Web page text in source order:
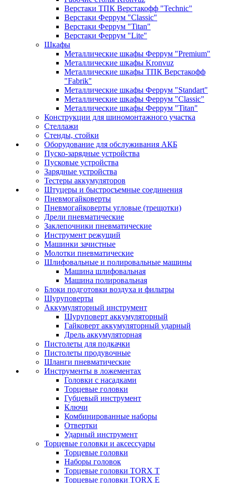
Верстаки ТПК Верстакофф "Technic"
Верстаки Феррум "Classic"
Верстаки Феррум "Titan"
Верстаки Феррум "Lite"
Шкафы
Металлические шкафы Феррум "Premium"
Металлические шкафы Kronvuz
Металлические шкафы ТПК Верстакофф
"Fabrik"
Металлические шкафы Феррум "Standart"
Металлические шкафы Феррум "Classic"
Металлические шкафы Феррум "Titan"
Конструкции для шиномонтажного участка
Стеллажи
Стенды, стойки
Оборудование для обслуживания АКБ
Пуско-зарядные устройства
Пусковые устройства
Зарядные устройства
Тестеры аккумуляторов
Штуцеры и быстросъемные соединения
Пневмогайковерты
Пневмогайковерты угловые (трещотки)
Дрели пневматические
Заклепочники пневматические
Инструмент режущий
Машинки зачистные
Молотки пневматические
Шлифовальные и полировальные машины
Машина шлифовальная
Машина полировальная
Блоки подготовки воздуха и фильтры
Шуруповерты
Аккумуляторный инструмент
Шуруповерт аккумуляторный
Гайковерт аккумуляторный ударный
Дрель аккумуляторная
Пистолеты для подкачки
Пистолеты продувочные
Шланги пневматические
Инструменты в ложементах
Головки с насадками
Торцевые головки
Губцевый инструмент
Ключи
Комбинированные наборы
Отвертки
Ударный инструмент
Торцевые головки и аксессуары
Торцевые головки
Наборы головок
Торцевые головки TORX T
Торцевые головки TORX Е